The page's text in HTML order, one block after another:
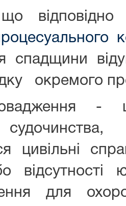
що
спадщини
окремого
-
цивільні
для